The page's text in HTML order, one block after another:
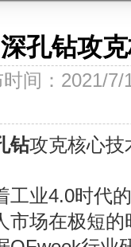
深孔钻攻
时间：2021/
钻攻克核心技
工业4.0时代
市场在极短